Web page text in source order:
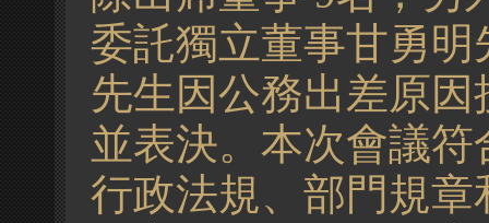
委託獨立董事甘勇
先生因公務出差原
並表決。本次會議
行政法規、部門規